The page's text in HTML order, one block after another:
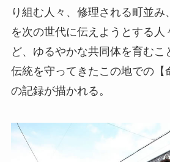
り組む人々、修理される町並み
を次の世代に伝えようとする人
ど、ゆるやかな共同体を育むこ
伝統を守ってきたこの地での【
の記録が描かれる。